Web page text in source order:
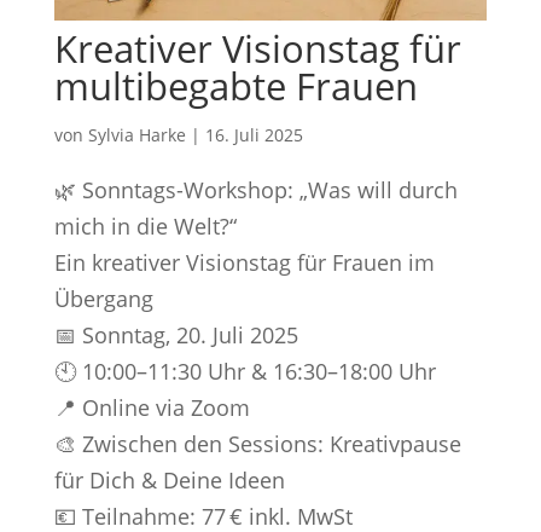
Kreativer Visionstag für
multibegabte Frauen
von Sylvia Harke | 16. Juli 2025
🌿 Sonntags-Workshop: „Was will durch
mich in die Welt?“
Ein kreativer Visionstag für Frauen im
Übergang
📅 Sonntag, 20. Juli 2025
🕙 10:00–11:30 Uhr & 16:30–18:00 Uhr
📍 Online via Zoom
🎨 Zwischen den Sessions: Kreativpause
für Dich & Deine Ideen
💶 Teilnahme: 77 € inkl. MwSt